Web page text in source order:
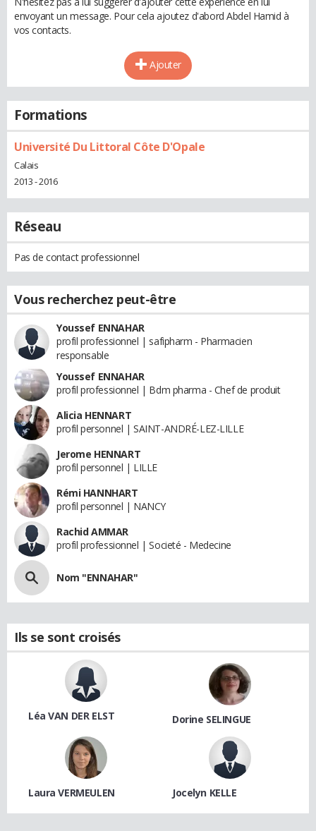
envoyant un message. Pour cela ajoutez d'abord Abdel Hamid à
vos contacts.
Ajouter
Formations
Université Du Littoral Côte D'Opale
Calais
2013 - 2016
Réseau
Pas de contact professionnel
Vous recherchez peut-être
Youssef ENNAHAR
profil professionnel | safipharm - Pharmacien
responsable
Youssef ENNAHAR
profil professionnel | Bdm pharma - Chef de produit
Alicia HENNART
profil personnel | SAINT-ANDRÉ-LEZ-LILLE
Jerome HENNART
profil personnel | LILLE
Rémi HANNHART
profil personnel | NANCY
Rachid AMMAR
profil professionnel | Societé - Medecine
Nom "ENNAHAR"
Ils se sont croisés
Léa VAN DER ELST Dorine SELINGUE
Laura VERMEULEN Jocelyn KELLE